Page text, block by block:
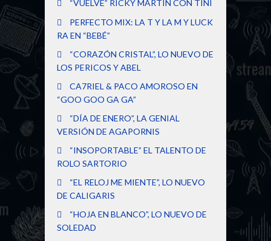
“VUELVE” RICKY MARTIN CON TINI
PERFECTO MIX: LA T Y LA M Y LUCK
RA EN “BEBÉ”
“CORAZÓN CRISTAL”, LO NUEVO DE
LOS PERICOS Y ABEL
CA7RIEL & PACO AMOROSO EN
“GOO GOO GA GA”
“DÍA DE ENERO”, LA GENIAL
VERSIÓN DE AGAPORNIS
“INSOPORTABLE” EL TALENTO DE
ROLO SARTORIO
“EL RELOJ ME MIENTE”, LO NUEVO
DE CALIGARIS
“HOJA EN BLANCO”, LO NUEVO DE
SOLEDAD